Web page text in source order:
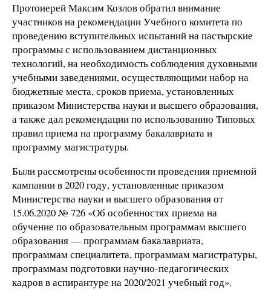
Протоиерей Максим Козлов обратил внимание
участников на рекомендации Учебного комитета по
проведению вступительных испытаний на пастырские
программы с использованием дистанционных
технологий, на необходимость соблюдения духовными
учебными заведениями, осуществляющими набор на
бюджетные места, сроков приема, установленных
приказом Министерства науки и высшего образования,
а также дал рекомендации по использованию Типовых
правил приема на программу бакалавриата и
программу магистратуры.
Были рассмотрены особенности проведения приемной
кампании в 2020 году, установленные приказом
Министерства науки и высшего образования от
15.06.2020 № 726 «Об особенностях приема на
обучение по образовательным программам высшего
образования — программам бакалавриата,
программам специалитета, программам магистратуры,
программам подготовки научно-педагогических
кадров в аспирантуре на 2020/2021 учебный год».